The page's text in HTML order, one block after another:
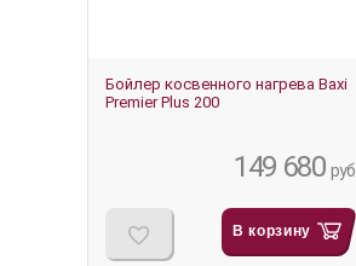
Бойлер косвенного нагрева Baxi
Premier Plus 200
149 680руб.
В корзину